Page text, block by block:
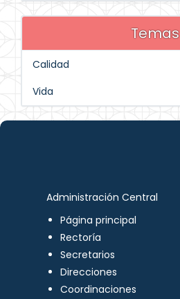
Temas
Calidad
Vida
Administración Central
Página principal
Rectoría
Secretarios
Direcciones
Coordinaciones